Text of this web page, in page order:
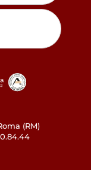
(RM)